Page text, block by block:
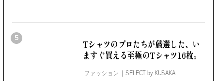
5 Tシャツのプロたちが厳選した、 い
ますぐ買える至極のTシャツ16枚。
ファッション SELECT by KUSAKA